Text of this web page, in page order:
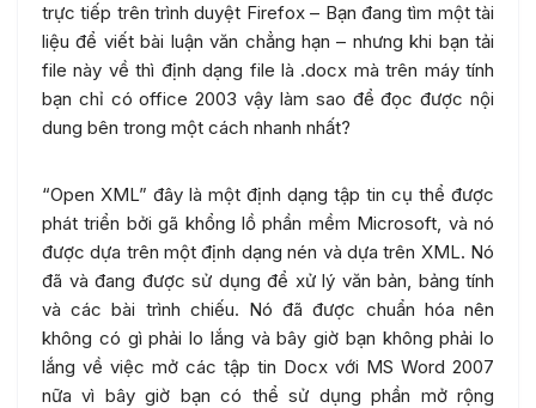
trực tiếp trên trình duyệt Firefox – Bạn đang tìm một tài
liệu để viết bài luận văn chẳng hạn – nhưng khi bạn tải
file này về thì định dạng file là .docx mà trên máy tính
bạn chỉ có office 2003 vậy làm sao để đọc được nội
dung bên trong một cách nhanh nhất?
“Open XML” đây là một định dạng tập tin cụ thể được
phát triển bởi gã khổng lồ phần mềm Microsoft, và nó
được dựa trên một định dạng nén và dựa trên XML. Nó
đã và đang được sử dụng để xử lý văn bản, bảng tính
và các bài trình chiếu. Nó đã được chuẩn hóa nên
không có gì phải lo lắng và bây giờ bạn không phải lo
lắng về việc mở các tập tin Docx với MS Word 2007
nữa vì bây giờ bạn có thể sử dụng phần mở rộng